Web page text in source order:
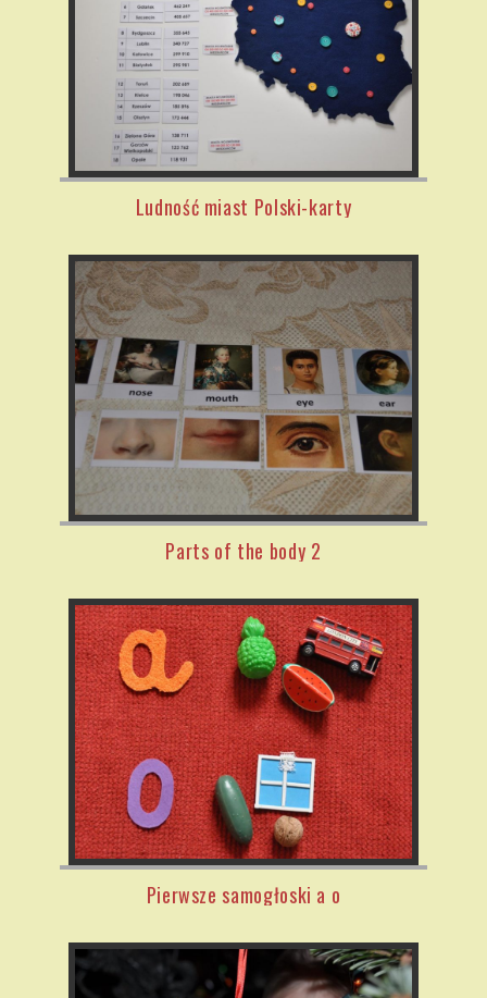
Ludność miast Polski-karty
Parts of the body 2
Pierwsze samogłoski a o